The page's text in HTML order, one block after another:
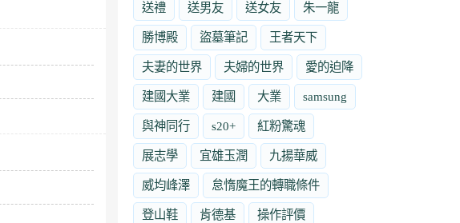
送禮 送男友 送女友 朱一龍
勝博殿 盜墓筆記 王者天下
夫妻的世界 夫婦的世界 愛的迫降
建國大業 建國 大業 samsung
與神同行 s20+ 紅粉驚魂
展志學 宜雄玉潤 九揚華威
威均峰澤 怠惰魔王的轉職條件
登山鞋 肯德基 操作評價